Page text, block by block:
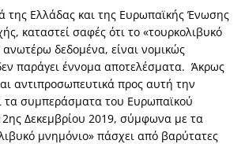
της Ελλάδας και της Ευρωπαϊκής Ένωσης
καταστεί σαφές ότι το «τουρκολιβυκό
ανωτέρω δεδομένα, είναι νομικώς
παράγει έννομα αποτελέσματα. Άκρως
αντιπροσωπευτικά προς αυτή την
τα συμπεράσματα του Ευρωπαϊκού
Δεκεμβρίου 2019, σύμφωνα με τα
μνημόνιο» πάσχει από βαρύτατες